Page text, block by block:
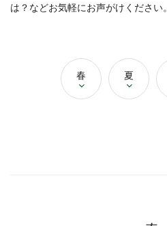
は？などお気軽にお声がけください。
春 夏